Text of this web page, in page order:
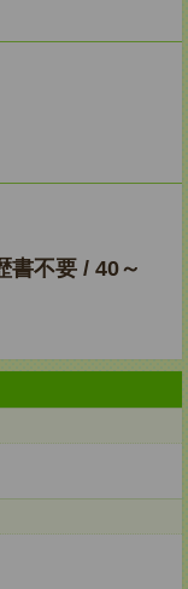
書不要 / 40～